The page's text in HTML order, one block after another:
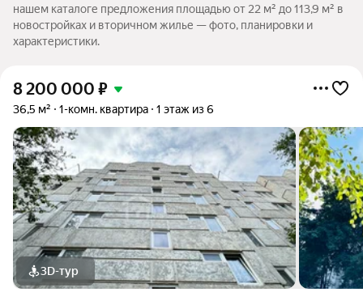
нашем каталоге предложения площадью от 22 м² до 113,9 м² в
новостройках и вторичном жилье — фото, планировки и
характеристики.
8 200 000 ₽
36,5 м² 1-комн. квартира 1 этаж из 6
3D-тур